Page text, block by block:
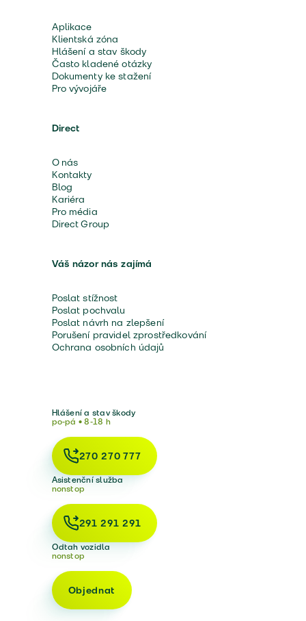
Aplikace
Klientská zóna
Hlášení a stav škody
Často kladené otázky
Dokumenty ke stažení
Pro vývojáře
Direct
O nás
Kontakty
Blog
Kariéra
Pro média
Direct Group
Váš názor nás zajímá
Poslat stížnost
Poslat pochvalu
Poslat návrh na zlepšení
Porušení pravidel zprostředkování
Ochrana osobních údajů
Hlášení a stav škody
po-pá • 8-18 h
270 270 777
Asistenční služba
nonstop
291 291 291
Odtah vozidla
nonstop
Objednat